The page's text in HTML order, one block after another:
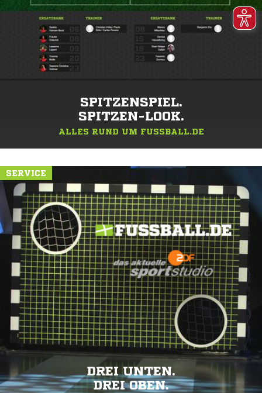
SPITZENSPIEL.
SPITZEN-LOOK.
ALLES RUND UM FUSSBALL.DE
SERVICE
DREI UNTEN.
DREI OBEN.